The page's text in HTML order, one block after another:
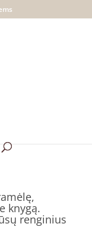
knygą.
renginius